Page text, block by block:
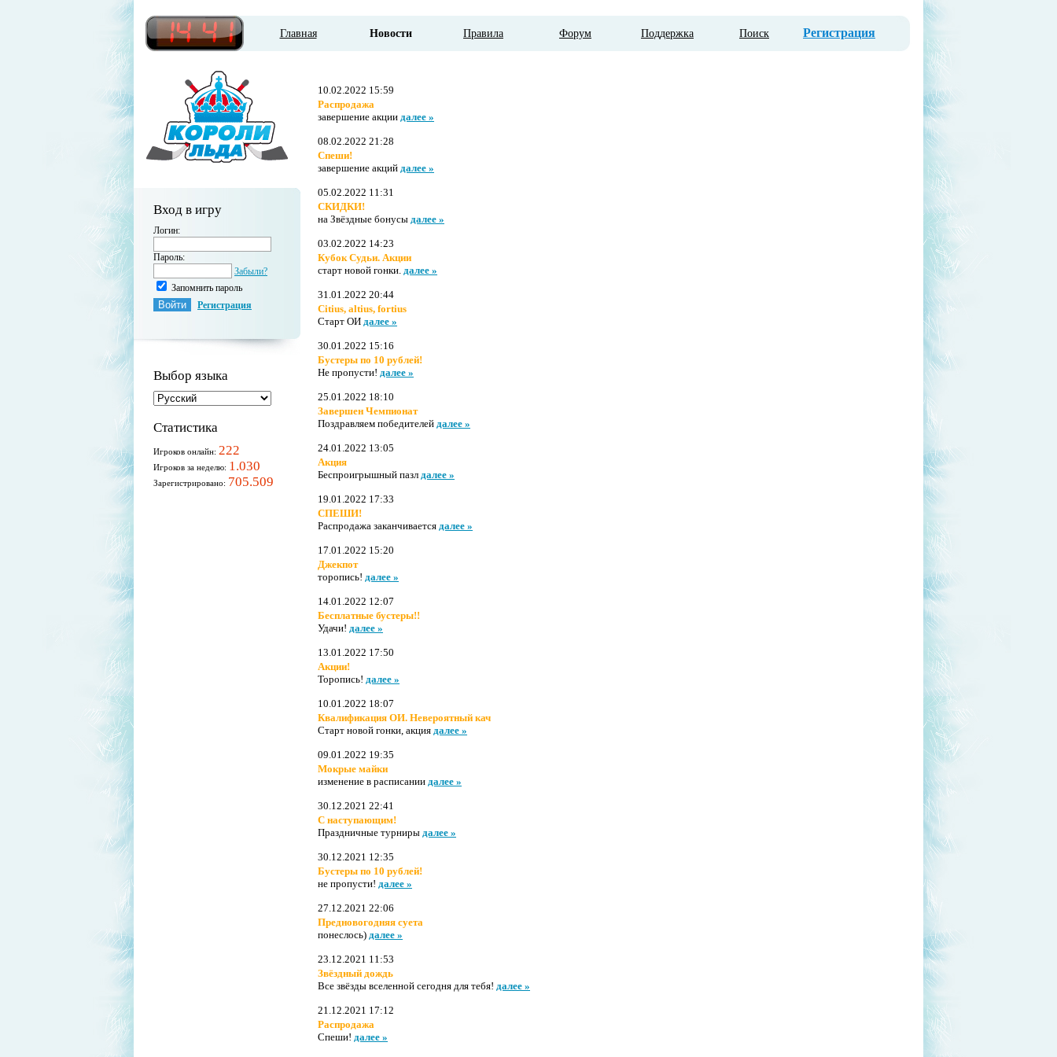
Главная Новости Правила Форум Поддержка Поиск Регистрация
Вход в игру
Логин:
Пароль:
Забыли?
Запомнить пароль
Регистрация
Выбор языка
Статистика
Игроков онлайн: 222
Игроков за неделю: 1.030
Зарегистрировано: 705.509
10.02.2022 15:59
Распродажа
завершение акции далее »
08.02.2022 21:28
Спеши!
завершение акций далее »
05.02.2022 11:31
СКИДКИ!
на Звёздные бонусы далее »
03.02.2022 14:23
Кубок Судьи. Акции
старт новой гонки. далее »
31.01.2022 20:44
Citius, altius, fortius
Старт ОИ далее »
30.01.2022 15:16
Бустеры по 10 рублей!
Не пропусти! далее »
25.01.2022 18:10
Завершен Чемпионат
Поздравляем победителей далее »
24.01.2022 13:05
Акция
Беспроигрышный пазл далее »
19.01.2022 17:33
СПЕШИ!
Распродажа заканчивается далее »
17.01.2022 15:20
Джекпот
торопись! далее »
14.01.2022 12:07
Бесплатные бустеры!!
Удачи! далее »
13.01.2022 17:50
Акции!
Торопись! далее »
10.01.2022 18:07
Квалификация ОИ. Невероятный кач
Старт новой гонки, акция далее »
09.01.2022 19:35
Мокрые майки
изменение в расписании далее »
30.12.2021 22:41
С наступающим!
Праздничные турниры далее »
30.12.2021 12:35
Бустеры по 10 рублей!
не пропусти! далее »
27.12.2021 22:06
Предновогодняя суета
понеслось) далее »
23.12.2021 11:53
Звёздный дождь
Все звёзды вселенной сегодня для тебя! далее »
21.12.2021 17:12
Распродажа
Спеши! далее »